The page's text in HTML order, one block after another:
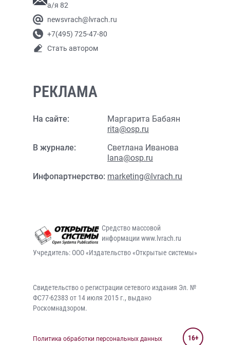
а/я 82
newsvrach@lvrach.ru
+7(495) 725-47-80
Стать автором
РЕКЛАМА
На сайте:
Маргарита Бабаян
rita@osp.ru
В журнале:
Светлана Иванова
lana@osp.ru
Инфопартнерство: marketing@lvrach.ru
Средство массовой
информации www.lvrach.ru
Учредитель: ООО «Издательство «Открытые системы»
Свидетельство о регистрации сетевого издания Эл. №
ФС77-62383 от 14 июля 2015 г., выдано
Роскомнадзором.
Политика обработки персональных данных 16+